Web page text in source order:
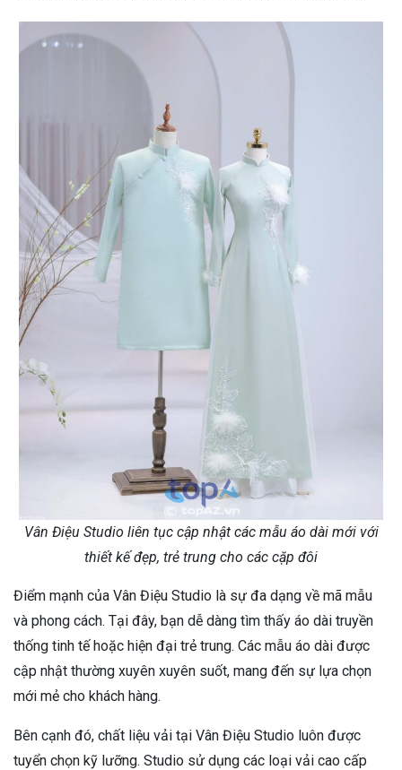
Vân Điệu Studio liên tục cập nhật các mẫu áo dài mới với
thiết kế đẹp, trẻ trung cho các cặp đôi
Điểm mạnh của Vân Điệu Studio là sự đa dạng về mã mẫu
và phong cách. Tại đây, bạn dễ dàng tìm thấy áo dài truyền
thống tinh tế hoặc hiện đại trẻ trung. Các mẫu áo dài được
cập nhật thường xuyên xuyên suốt, mang đến sự lựa chọn
mới mẻ cho khách hàng.
Bên cạnh đó, chất liệu vải tại Vân Điệu Studio luôn được
tuyển chọn kỹ lưỡng. Studio sử dụng các loại vải cao cấp